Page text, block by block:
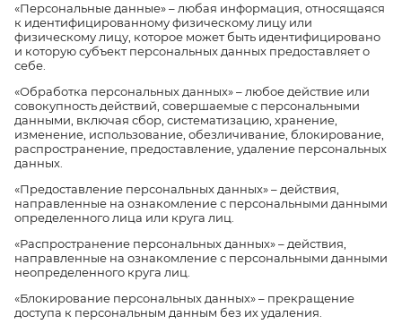
«Персональные данные» – любая информация, относящаяся
к идентифицированному физическому лицу или
физическому лицу, которое может быть идентифицировано
и которую субъект персональных данных предоставляет о
себе.
«Обработка персональных данных» – любое действие или
совокупность действий, совершаемые с персональными
данными, включая сбор, систематизацию, хранение,
изменение, использование, обезличивание, блокирование,
распространение, предоставление, удаление персональных
данных.
«Предоставление персональных данных» – действия,
направленные на ознакомление с персональными данными
определенного лица или круга лиц.
«Распространение персональных данных» – действия,
направленные на ознакомление с персональными данными
неопределенного круга лиц.
«Блокирование персональных данных» – прекращение
доступа к персональным данным без их удаления.